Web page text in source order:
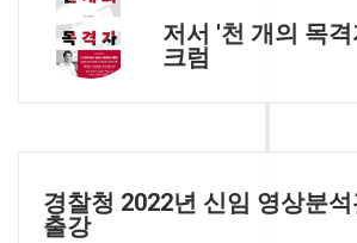
저서 '천 개의 목
크럼
경찰청 2022년 신임 영상분
출강